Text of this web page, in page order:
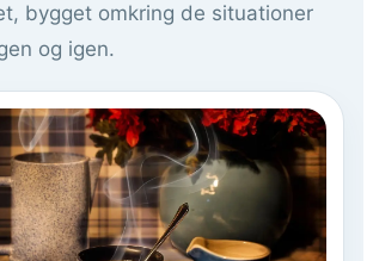
bygget omkring de situationer
og igen.